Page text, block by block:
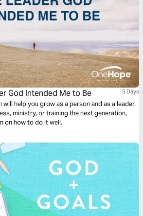
God Intended Me to Be 5 Days
will help you grow as a person and as a leader.
ministry, or training the next generation,
on how to do it well.